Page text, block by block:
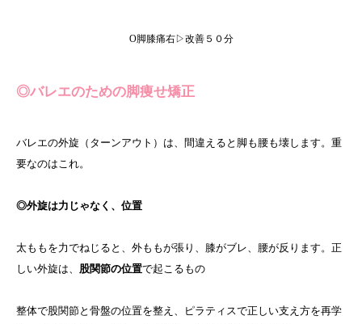
O脚膝痛右▷改善５０分
◎バレエのための脚痩せ矯正
バレエの外旋（ターンアウト）は、間違えると脚も腰も壊します。重
要なのはこれ。
◎外旋は力じゃなく、位置
太ももを力でねじると、外ももが張り、膝がブレ、腰が反ります。正
しい外旋は、 股関節の位置で起こるもの
整体で股関節と骨盤の位置を整え、ピラティスで正しい支え方を再学